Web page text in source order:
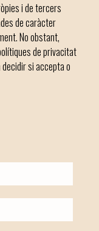
i de tercers
de caràcter
No obstant,
de privacitat
si accepta o
de privacitat